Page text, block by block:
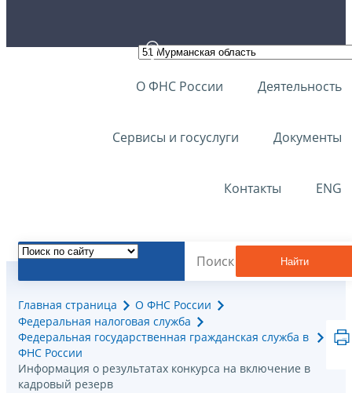
О ФНС России Деятельность
Сервисы и госуслуги Документы
Контакты ENG
Найти
Главная страница
О ФНС России
Федеральная налоговая служба
Федеральная государственная гражданская служба в
ФНС России
Информация о результатах конкурса на включение в
кадровый резерв